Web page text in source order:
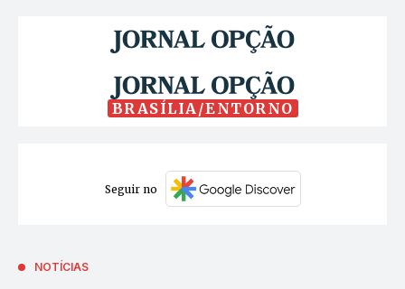
BRASÍLIA/ENTORNO
Seguir no
NOTÍCIAS